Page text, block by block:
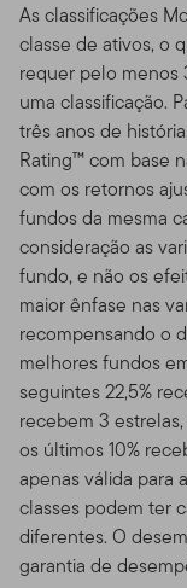
As classificações
classe de ativos, o
requer pelo menos
uma classificação.
três anos de
Rating™ com base
com os retornos
fundos da mesma
consideração as
fundo, e não os
maior ênfase nas
recompensando o
melhores fundos
seguintes 22,5%
recebem 3
os últimos 10%
apenas válida para
classes podem ter
diferentes. O
garantia de
concordou em
Termos de Uso.
Estes Termos de
quaisquer outros
qualquer termo
bem como
uso dos
Franklin
(companhias não
disponíveis nesse
governado pela
data do acesso
reservamos o
Site a qualquer
emenda/
Conteúdo. Se
Uso
que concordou
corrigido.